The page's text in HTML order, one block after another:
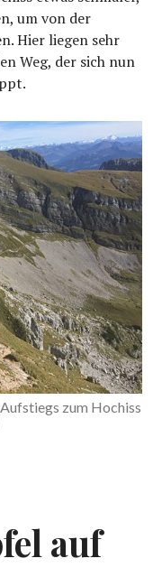
um von der
Hier liegen sehr
Weg, der sich nun
zum Hochiss
auf